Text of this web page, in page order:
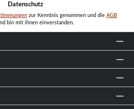
Datenschutz
zur Kenntnis genommen und die AGB
bin mit ihnen einverstanden.